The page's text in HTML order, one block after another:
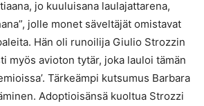
jo kuuluisana laulajattarena,
jolle monet säveltäjät omistavat
Hän oli runoilija Giulio Strozzin
myös avioton tytär, joka lauloi tämän
Tärkeämpi kutsumus Barbara
Adoptioisänsä kuoltua Strozzi